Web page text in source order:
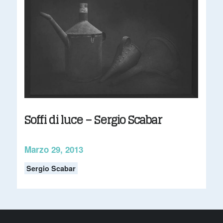
Soffi di luce – Sergio Scabar
Marzo 29, 2013
Sergio Scabar